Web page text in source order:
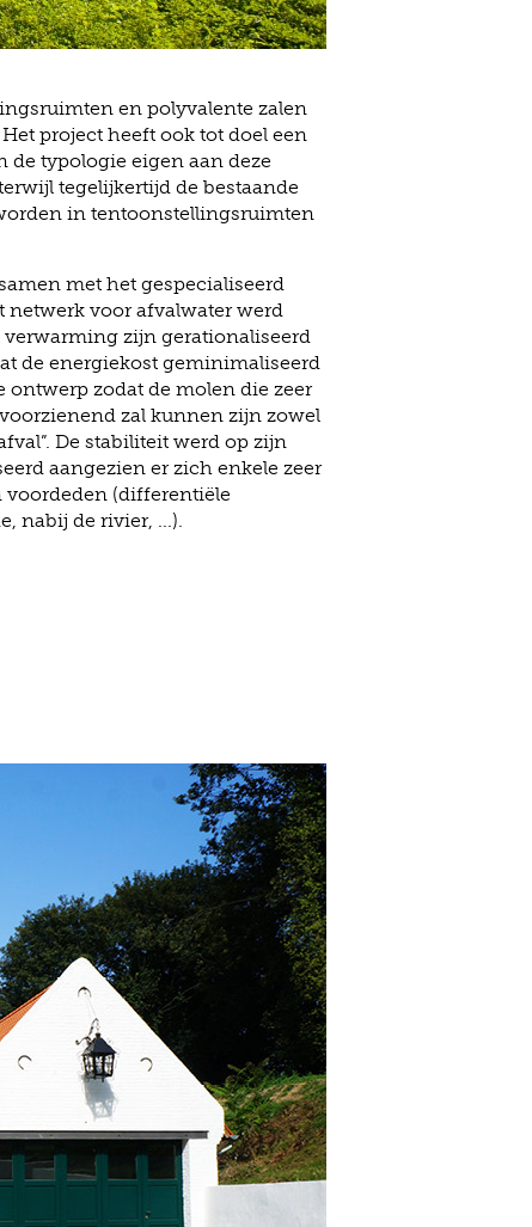
en polyvalente zalen
project heeft ook tot doel een
typologie eigen aan deze
tegelijkertijd de bestaande
in tentoonstellingsruimten
met het gespecialiseerd
netwerk voor afvalwater werd
verwarming zijn gerationaliseerd
de energiekost geminimaliseerd
ontwerp zodat de molen die zeer
zal kunnen zijn zowel
De stabiliteit werd op zijn
aangezien er zich enkele zeer
voordeden (differentiële
nabij de rivier, ...).